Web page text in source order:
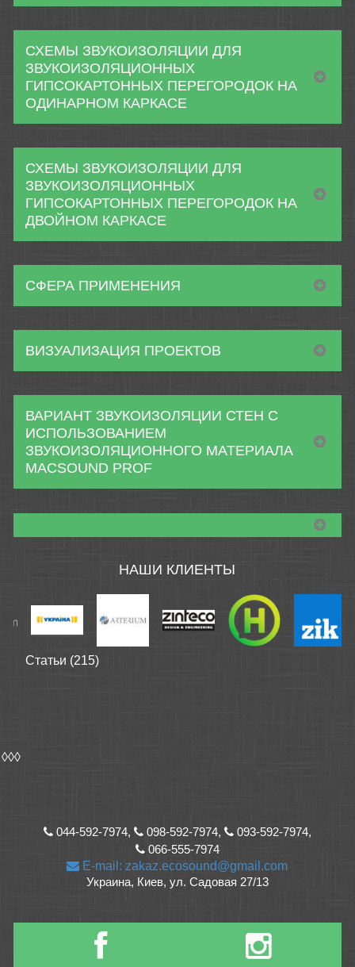
СХЕМЫ ЗВУКОИЗОЛЯЦИИ ДЛЯ
ЗВУКОИЗОЛЯЦИОННЫХ
ГИПСОКАРТОННЫХ ПЕРЕГОРОДОК НА
ОДИНАРНОМ КАРКАСЕ
СХЕМЫ ЗВУКОИЗОЛЯЦИИ ДЛЯ
ЗВУКОИЗОЛЯЦИОННЫХ
ГИПСОКАРТОННЫХ ПЕРЕГОРОДОК НА
ДВОЙНОМ КАРКАСЕ
СФЕРА ПРИМЕНЕНИЯ
ВИЗУАЛИЗАЦИЯ ПРОЕКТОВ
ВАРИАНТ ЗВУКОИЗОЛЯЦИИ СТЕН С
ИСПОЛЬЗОВАНИЕМ
ЗВУКОИЗОЛЯЦИОННОГО МАТЕРИАЛА
MACSOUND PROF
НАШИ КЛИЕНТЫ
Статьи (215)
◊◊◊
044-592-7974, 098-592-7974,
093-592-7974,
066-555-7974
E-mail: zakaz.ecosound@gmail.com
Украина, Киев, ул. Садовая 27/13